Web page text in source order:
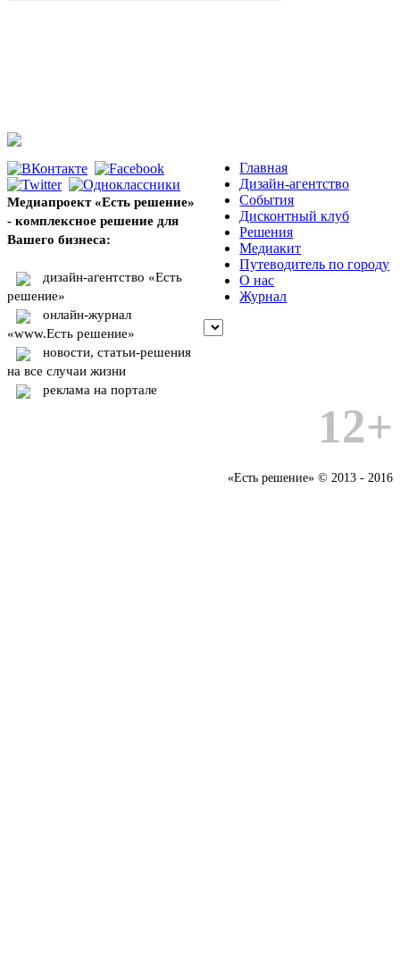
Медиапроект «Есть решение»
- комплексное решение для
Вашего бизнеса:
дизайн-агентство «Есть
решение»
онлайн-журнал
«www.Есть решение»
новости, статьи-решения
на все случаи жизни
реклама на портале
Главная
Дизайн-агентство
События
Дисконтный клуб
Решения
Медиакит
Путеводитель по городу
О нас
Журнал
12+
«Есть решение» © 2013 - 2016